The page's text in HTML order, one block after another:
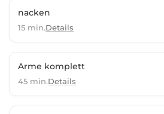
nacken
15 min.Details
Arme komplett
45 min.Details